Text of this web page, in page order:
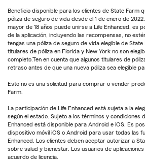
Beneficio disponible para los clientes de State Farm
póliza de seguro de vida desde el 1 de enero de
mayor de 18 años puede unirse a Life Enhanced, es
de la aplicación, incluyendo las recompensas, no
tengas una póliza de seguro de vida elegible de
titulares de póliza en Florida y New York no son
completo.Ten en cuenta que algunos titulares de
retraso antes de que una nueva póliza sea elegible
Esto no es una solicitud para comprar o vender
Farm.
La participación de Life Enhanced está sujeta a la
según el estado. Sujeto a los términos y condiciones
Enhanced está disponible para Android e iOS. Es
dispositivo móvil iOS o Android para usar todas las
Enhanced. Los clientes deben aceptar autorizar a
sobre salud y bienestar. Los usuarios de
acuerdo de licencia.